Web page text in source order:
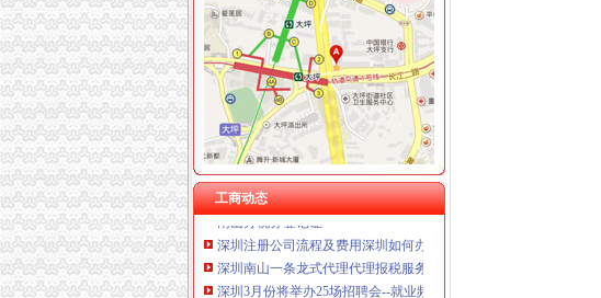
工商动态
南岸周边
南岸区监控周边代理商_南岸区监控周边渠道商_南岸区监控周边批
南宁中兴大桥南岸附近富德路凤凰菜市周边自建房出租|南宁出售房
南岸区校园周边餐饮食品安全获群众好评
凤凰水城南岸周边有哪些超市买东西方便吗？-业主生活-房天下问答
永鸿南岸附近楼盘_永鸿南岸周边小区（重庆链家新房）
南山办税务登记证
深圳注册公司流程及费用深圳如何办理
深圳南山一条龙式代理代理报税服务百易办财税-久久信息网
深圳3月份将举办25场招聘会--就业频道--中国教育在线